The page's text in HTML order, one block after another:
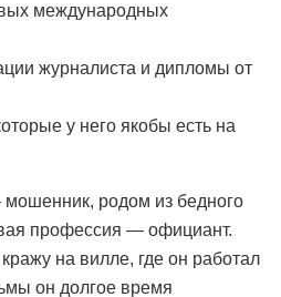
международных
журналиста и дипломы от
у него якобы есть на
родом из бедного
профессия — официант.
на вилле, где он работал
он долгое время